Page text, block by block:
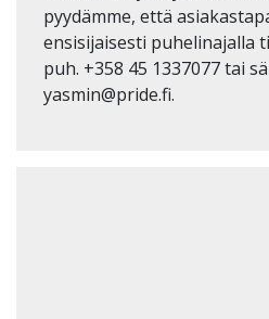
pyydämme, että
ensisijaisesti puhelinajalla
puh. +358 45 1337077 tai
yasmin@pride.fi.